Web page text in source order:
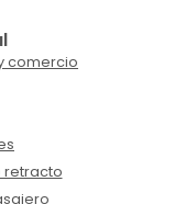
comercio
retracto